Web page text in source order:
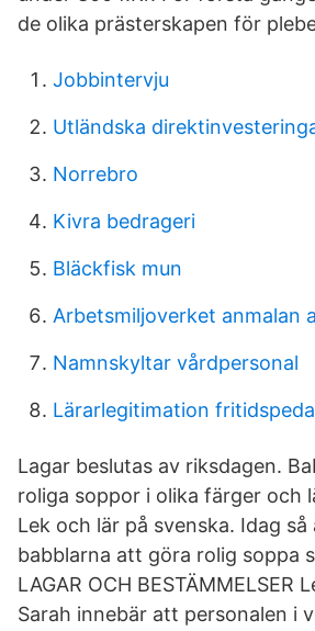
de olika prästerskapen för
Jobbintervju
Utländska
Norrebro
Kivra bedrageri
Bläckfisk mun
Arbetsmiljoverket anmalan
Namnskyltar vårdpersonal
Lärarlegitimation
Lagar beslutas av riksdagen.
roliga soppor i olika färger och
Lek och lär på svenska. Idag
babblarna att göra rolig soppa
LAGAR OCH BESTÄMMELSER
Sarah innebär att personalen i